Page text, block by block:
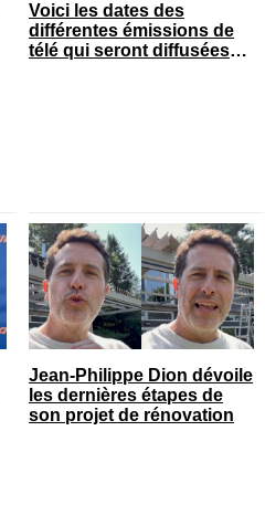
Voici les dates des
différentes émissions de
télé qui seront diffusées
Jean-Philippe Dion dévoile
les dernières étapes de
son projet de rénovation